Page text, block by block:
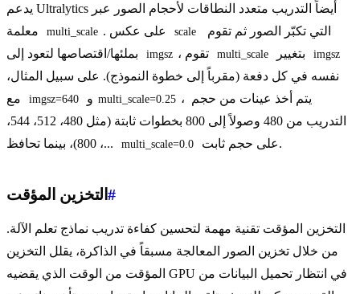
يدعم Ultralytics أيضاً التدريب متعدد النطاقات لأحجام الصور عبر
multi_scale scale
imgsz multi_scale imgsz
نفسه في كل دفعة (مقرباً إلى خطوة النموذج). على سبيل المثال،
imgsz=640 و multi_scale=0.25 ، يتم أخذ عينات من حجم
التدريب من 480 وصولاً إلى 800 بخطوات ثابتة (مثل 480، 512، 544،
multi_scale=0.0 على حجم ثابت.
التخزين المؤقت#
التخزين المؤقت تقنية مهمة لتحسين كفاءة تدريب نماذج تعلم الآلة.
من خلال تخزين الصور المعالجة مسبقاً في الذاكرة، يقلل التخزين
المؤقت من الوقت الذي يقضيه GPU في انتظار تحميل البيانات من